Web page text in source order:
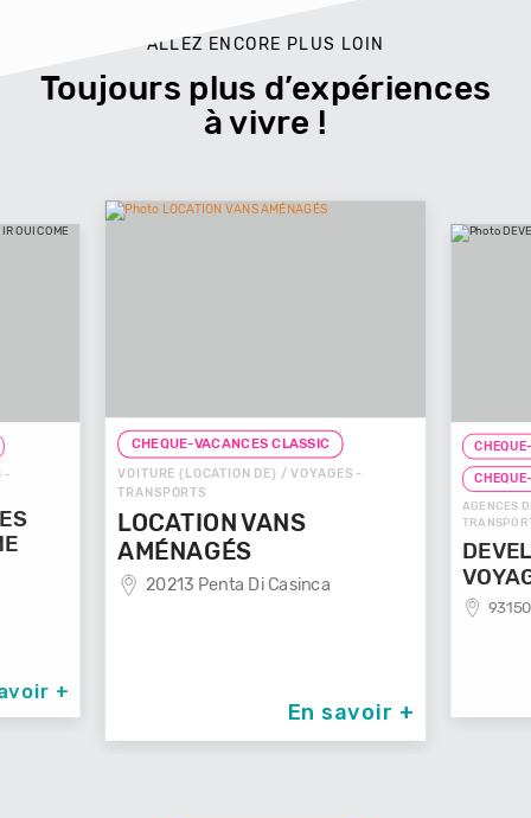
ALLEZ ENCORE PLUS LOIN
Toujours plus d’expériences
à vivre !
-
+
CHEQUE-VACANCES CLASSIC
VOITURE (LOCATION DE) / VOYAGES -
TRANSPORTS
LOCATION VANS
AMÉNAGÉS
20213 Penta Di Casinca
En savoir +
AGENCES